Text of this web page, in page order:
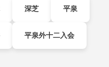
深芝 平泉
平泉外十二入会